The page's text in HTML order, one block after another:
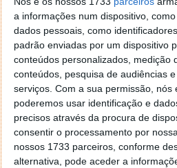
a informações num dispositivo,
dados pessoais, como
padrão enviadas por um dispositivo
conteúdos personalizados, medição
conteúdos, pesquisa de audiências
serviços. Com a sua permissão, nós
poderemos usar identificação e
precisos através da procura de
consentir o processamento por
nossos 1733 parceiros, conforme
alternativa, pode aceder a
carateres
13 DEZ 2022·REDES SOCIAIS
O Twitter tem estado a mudar
desde que Elon Musk
compra que o CEO da Tesla
mudar esta rede social e
funcionamento, como se tem
semanas.